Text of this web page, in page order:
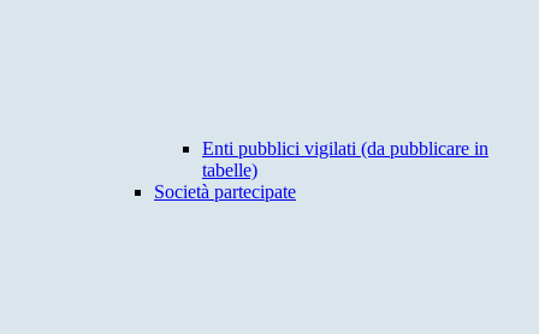
Enti pubblici vigilati (da pubblicare in
tabelle)
Società partecipate